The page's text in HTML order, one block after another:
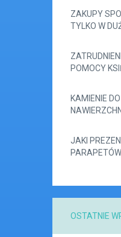
ZAKUPY
TYLKO W
POMOCY
KAMIENIE
JAKI
OSTATNIE